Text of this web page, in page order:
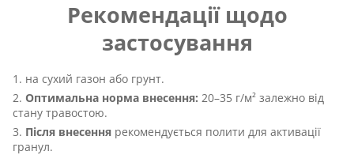
Рекомендації щодо
застосування
на сухий газон або грунт.
Оптимальна норма внесення: 20–35 г/м² залежно від
стану травостою.
Після внесення рекомендується полити для активації
гранул.